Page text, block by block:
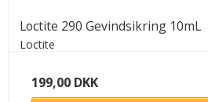
Loctite 290 Gevindsikring 10mL
Loctite
199,00 DKK